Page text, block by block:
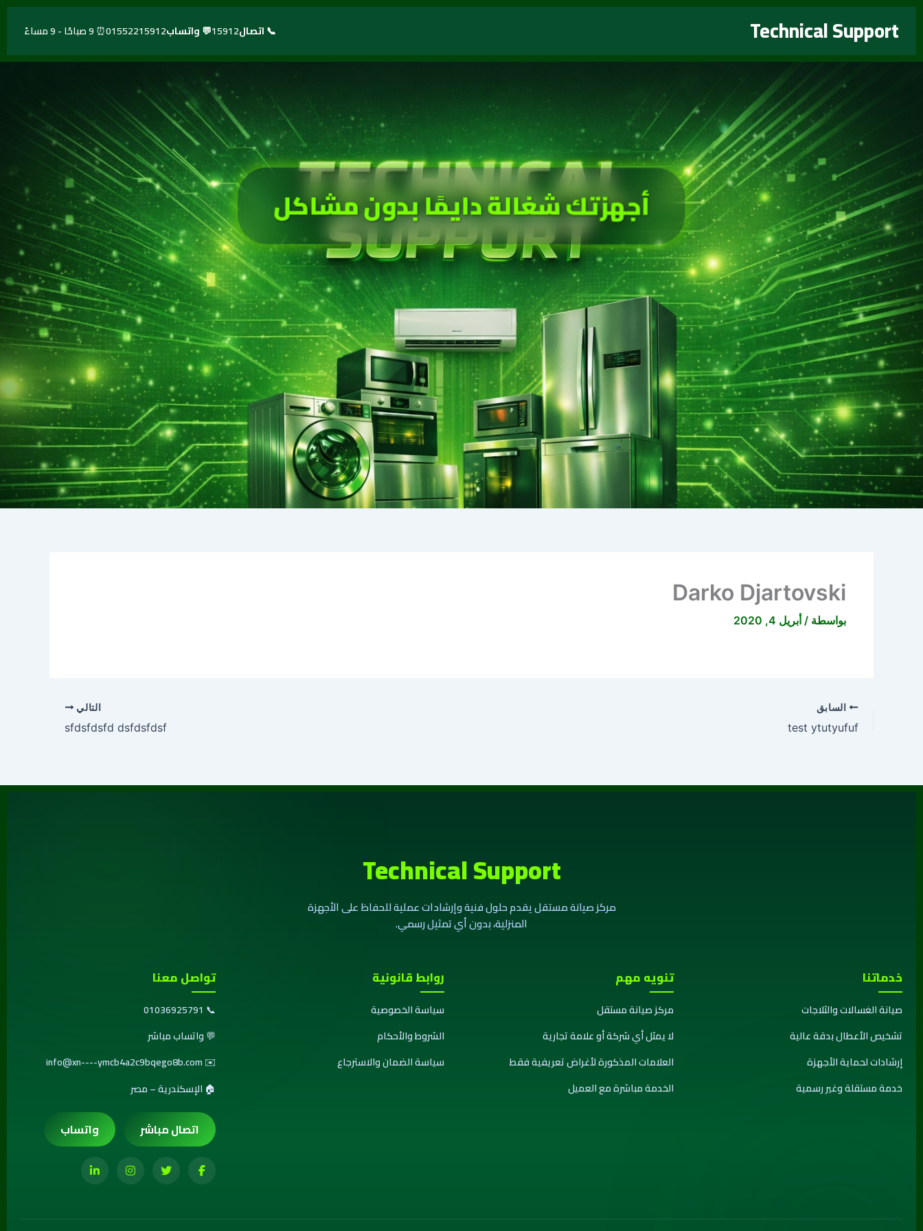
تخطي
Technical Support 📞 اتصال15912💬 واتساب01552215912⏰ 9 صباحًا - 9 مساءً
أجهزتك شغالة دايمًا بدون مشاكل
Darko Djartovski
بواسطة / أبريل 4, 2020
السابق
test ytutyufuf
التالي
sfdsfdsfd dsfdsfdsf
Technical Support
مركز صيانة مستقل يقدم حلول فنية وإرشادات عملية للحفاظ على الأجهزة
المنزلية، بدون أي تمثيل رسمي.
خدماتنا
صيانة الغسالات والثلاجات
تشخيص الأعطال بدقة عالية
إرشادات لحماية الأجهزة
خدمة مستقلة وغير رسمية
تنويه مهم
مركز صيانة مستقل
لا يمثل أي شركة أو علامة تجارية
العلامات المذكورة لأغراض تعريفية فقط
الخدمة مباشرة مع العميل
روابط قانونية
سياسة الخصوصية
الشروط والأحكام
سياسة الضمان والاسترجاع
تواصل معنا
📞
01036925791
💬واتساب مباشر
✉️
info@xn----ymcb4a2c9bqego8b.com
🏠 الإسكندرية – مصر
اتصال مباشر واتساب